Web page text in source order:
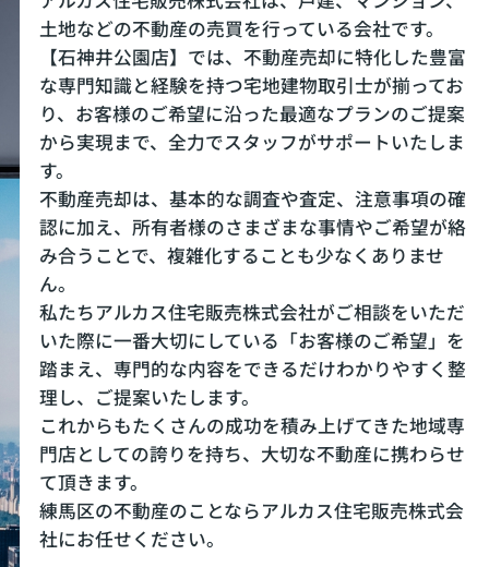
土地などの不動産の売買を行っている会社です。
【石神井公園店】では、不動産売却に特化した豊富
な専門知識と経験を持つ宅地建物取引士が揃ってお
り、お客様のご希望に沿った最適なプランのご提案
から実現まで、全力でスタッフがサポートいたしま
す。
不動産売却は、基本的な調査や査定、注意事項の確
認に加え、所有者様のさまざまな事情やご希望が絡
み合うことで、複雑化することも少なくありませ
ん。
私たちアルカス住宅販売株式会社がご相談をいただ
いた際に一番大切にしている「お客様のご希望」を
踏まえ、専門的な内容をできるだけわかりやすく整
理し、ご提案いたします。
これからもたくさんの成功を積み上げてきた地域専
門店としての誇りを持ち、大切な不動産に携わらせ
て頂きます。
練馬区の不動産のことならアルカス住宅販売株式会
社にお任せください。